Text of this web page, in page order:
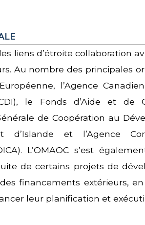
liens d’étroite collaboration
Au nombre des principales
l’Agence
le Fonds d’Aide et de
de Coopération au
d’Islande et l’Agence
L’OMAOC s’est
de certains projets de
financements extérieurs,
leur planification et